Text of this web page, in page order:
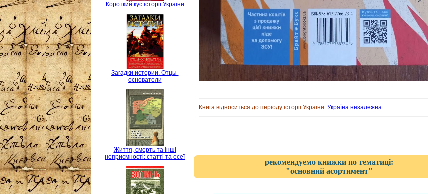
Короткий кус історії України
Загадки истории. Отцы-
основатели
Життя, смерть та інші
неприємності: статті та есеї
Книга відноситься до періоду історії України: Україна незалежна
рекомендуемо книжки по тематиці:
"основний асортимент"